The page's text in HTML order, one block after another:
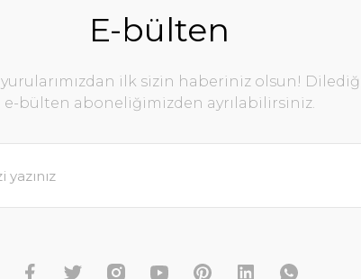
E-bülten
ilk sizin haberiniz olsun!
e-bülten aboneliğimizden ayrılabilirsiniz.